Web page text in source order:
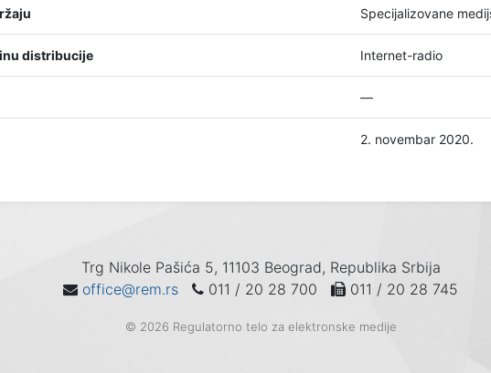
Specijalizovane
distribucije Internet-radio
—
2. novembar 2020.
Trg Nikole Pašića 5, 11103 Beograd, Republika Srbija
office@rem.rs
011 / 20 28 700 011 / 20 28 745
© 2026 Regulatorno telo za elektronske medije